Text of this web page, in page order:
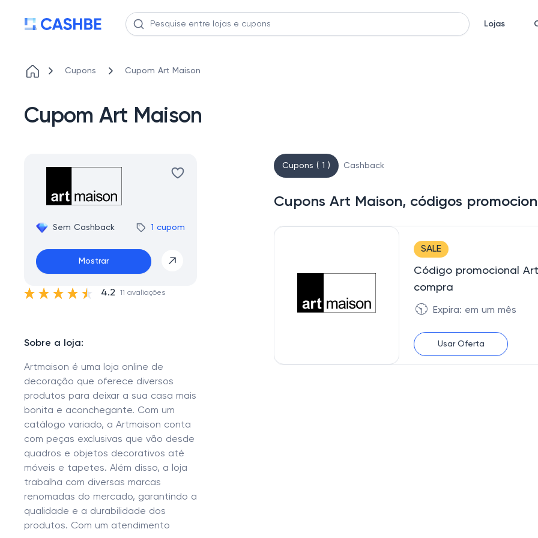
Lojas
Cupons Cupom Art Maison
Cupom Art Maison
Sem Cashback 1 cupom
Mostrar
4.2 11 avaliações
Sobre a loja:
Artmaison é uma loja online de
decoração que oferece diversos
produtos para deixar a sua casa mais
bonita e aconchegante. Com um
catálogo variado, a Artmaison conta
com peças exclusivas que vão desde
quadros e objetos decorativos até
móveis e tapetes. Além disso, a loja
trabalha com diversas marcas
renomadas do mercado, garantindo a
qualidade e a durabilidade dos
produtos. Com um atendimento
Cupons ( 1 ) Cashback
Cupons Art Maison, códigos
SALE
Código promocional
compra
🕥 Expira: em um mês
Usar Oferta